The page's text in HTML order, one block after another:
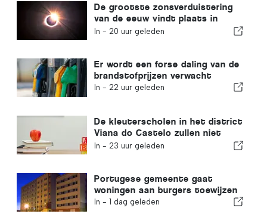
De grootste zonsverduistering
van de eeuw vindt plaats in
Portugal
In - 20 uur geleden
Er wordt een forse daling van de
brandstofprijzen verwacht
In - 22 uur geleden
De kleuterscholen in het district
Viana do Castelo zullen niet
sluiten
In - 23 uur geleden
Portugese gemeente gaat
woningen aan burgers toewijzen
In - 1 dag geleden